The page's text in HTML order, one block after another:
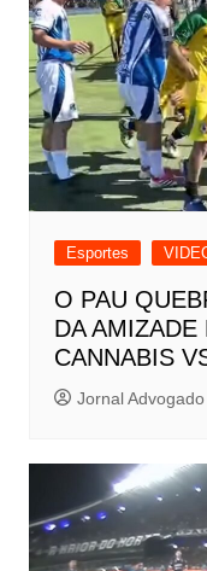
Esportes
O PAU
DA AMIZADE
CANNABIS
Jornal Advogado